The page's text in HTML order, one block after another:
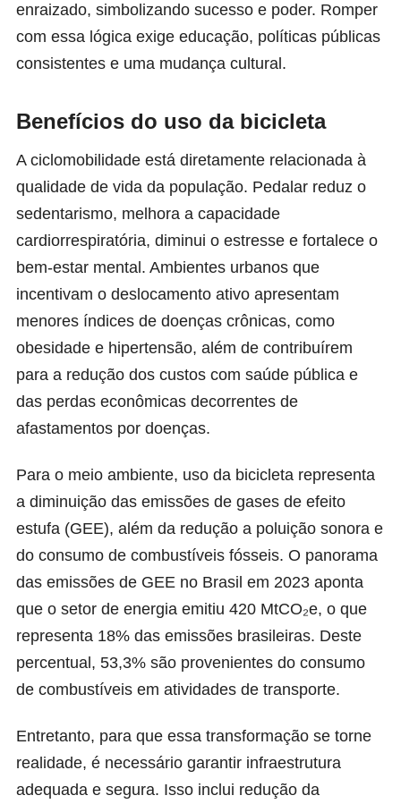
enraizado, simbolizando sucesso e poder. Romper
com essa lógica exige educação, políticas públicas
consistentes e uma mudança cultural.
Benefícios do uso da bicicleta
A ciclomobilidade está diretamente relacionada à
qualidade de vida da população. Pedalar reduz o
sedentarismo, melhora a capacidade
cardiorrespiratória, diminui o estresse e fortalece o
bem-estar mental. Ambientes urbanos que
incentivam o deslocamento ativo apresentam
menores índices de doenças crônicas, como
obesidade e hipertensão, além de contribuírem
para a redução dos custos com saúde pública e
das perdas econômicas decorrentes de
afastamentos por doenças.
Para o meio ambiente, uso da bicicleta representa
a diminuição das emissões de gases de efeito
estufa (GEE), além da redução a poluição sonora e
do consumo de combustíveis fósseis. O panorama
das emissões de GEE no Brasil em 2023 aponta
que o setor de energia emitiu 420 MtCO₂e, o que
representa 18% das emissões brasileiras. Deste
percentual, 53,3% são provenientes do consumo
de combustíveis em atividades de transporte.
Entretanto, para que essa transformação se torne
realidade, é necessário garantir infraestrutura
adequada e segura. Isso inclui redução da